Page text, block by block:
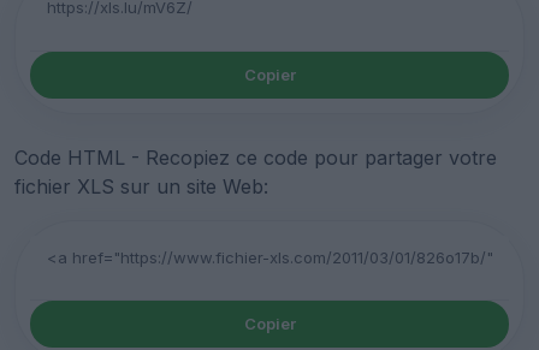
Copier
Code HTML - Recopiez ce code pour partager votre
fichier XLS sur un site Web:
Copier